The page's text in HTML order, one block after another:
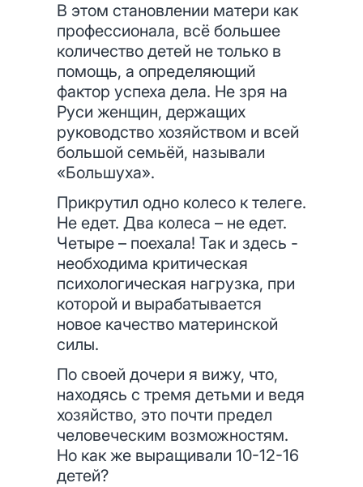
В этом становлении матери как
профессионала, всё большее
количество детей не только в
помощь, а определяющий
фактор успеха дела. Не зря на
Руси женщин, держащих
руководство хозяйством и всей
большой семьёй, называли
«Большуха».
Прикрутил одно колесо к телеге.
Не едет. Два колеса – не едет.
Четыре – поехала! Так и здесь -
необходима критическая
психологическая нагрузка, при
которой и вырабатывается
новое качество материнской
силы.
По своей дочери я вижу, что,
находясь с тремя детьми и ведя
хозяйство, это почти предел
человеческим возможностям.
Но как же выращивали 10-12-16
детей?